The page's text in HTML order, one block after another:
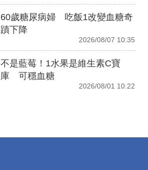
60歲糖尿病婦 吃飯1改變血糖奇
蹟下降
2026/08/07 10:35
不是藍莓！1水果是維生素C寶
庫 可穩血糖
2026/08/01 10:22